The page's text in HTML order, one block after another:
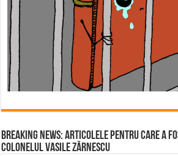
BREAKING NEWS: ARTICOLELE PENTRU CARE A
COLONELUL VASILE ZĂRNESCU